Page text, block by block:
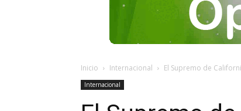
Inicio Internacional El Supremo de
Internacional